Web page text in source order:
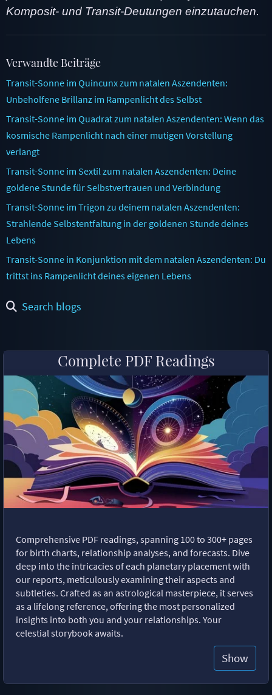
Komposit- und Transit-Deutungen einzutauchen.
Verwandte Beiträge
Transit-Sonne im Quincunx zum natalen Aszendenten:
Unbeholfene Brillanz im Rampenlicht des Selbst
Transit-Sonne im Quadrat zum natalen Aszendenten: Wenn das
kosmische Rampenlicht nach einer mutigen Vorstellung
verlangt
Transit-Sonne im Sextil zum natalen Aszendenten: Deine
goldene Stunde für Selbstvertrauen und Verbindung
Transit-Sonne im Trigon zu deinem natalen Aszendenten:
Strahlende Selbstentfaltung in der goldenen Stunde deines
Lebens
Transit-Sonne in Konjunktion mit dem natalen Aszendenten: Du
trittst ins Rampenlicht deines eigenen Lebens
Search blogs
Complete PDF Readings
Comprehensive PDF readings, spanning 100 to 300+ pages
for birth charts, relationship analyses, and forecasts. Dive
deep into the intricacies of each planetary placement with
our reports, meticulously examining their aspects and
subtleties. Crafted as an astrological masterpiece, it serves
as a lifelong reference, offering the most personalized
insights into both you and your relationships. Your
celestial storybook awaits.
Show